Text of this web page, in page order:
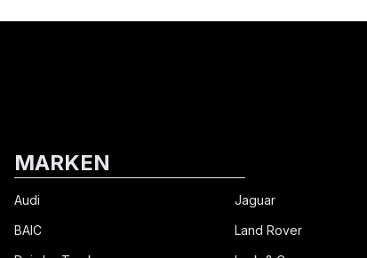
MARKEN
Audi
BAIC
Jaguar
Land Rover